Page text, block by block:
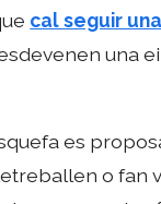
cal seguir
una
es
o fan